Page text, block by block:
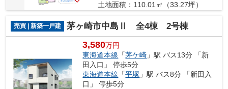
土地面積：110.01㎡（33.27坪）
売買 | 新築一戸建 茅ヶ崎市中島Ⅱ 全4棟 2号棟
3,580万円
東海道本線 「茅ケ崎 」駅 バス13分 「新
田入口」 停歩5分
東海道本線 「平塚 」駅 バス8分 「新田入
口」 停歩5分